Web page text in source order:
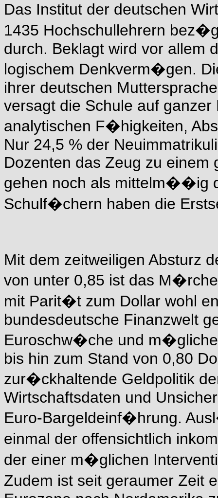
Das Institut der deutschen
1435 Hochschullehrern
durch. Beklagt wird vor allem
logischem Denkverm�gen.
ihrer deutschen
versagt die Schule auf
analytischen F�higkeiten,
Nur 24,5 % der
Dozenten das Zeug zu einem
gehen noch als mittelm��ig
Schulf�chern haben die
Mit dem zeitweiligen Absturz
von unter 0,85 ist das
mit Parit�t zum Dollar wohl
bundesdeutsche Finanzwelt
Euroschw�che und
bis hin zum Stand von 0,80
zur�ckhaltende Geldpolitik
Wirtschaftsdaten und
Euro-Bargeldeinf�hrung.
einmal der offensichtlich
der einer m�glichen
Zudem ist seit geraumer Zeit